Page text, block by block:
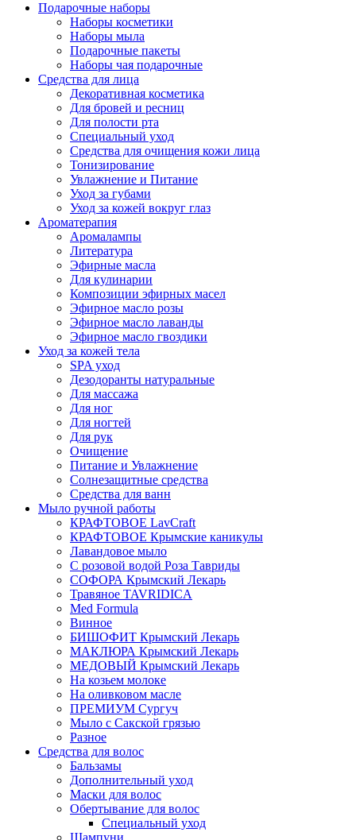
Подарочные наборы
Наборы косметики
Наборы мыла
Подарочные пакеты
Наборы чая подарочные
Средства для лица
Декоративная косметика
Для бровей и ресниц
Для полости рта
Специальный уход
Средства для очищения кожи лица
Тонизирование
Увлажнение и Питание
Уход за губами
Уход за кожей вокруг глаз
Ароматерапия
Аромалампы
Литература
Эфирные масла
Для кулинарии
Композиции эфирных масел
Эфирное масло розы
Эфирное масло лаванды
Эфирное масло гвоздики
Уход за кожей тела
SPA уход
Дезодоранты натуральные
Для массажа
Для ног
Для ногтей
Для рук
Очищение
Питание и Увлажнение
Солнезащитные средства
Средства для ванн
Мыло ручной работы
КРАФТОВОЕ LavCraft
КРАФТОВОЕ Крымские каникулы
Лавандовое мыло
С розовой водой Роза Тавриды
СОФОРА Крымский Лекарь
Травяное TAVRIDICA
Med Formula
Винное
БИШОФИТ Крымский Лекарь
МАКЛЮРА Крымский Лекарь
МЕДОВЫЙ Крымский Лекарь
На козьем молоке
На оливковом масле
ПРЕМИУМ Сургуч
Мыло с Сакской грязью
Разное
Средства для волос
Бальзамы
Дополнительный уход
Маски для волос
Обертывание для волос
Специальный уход